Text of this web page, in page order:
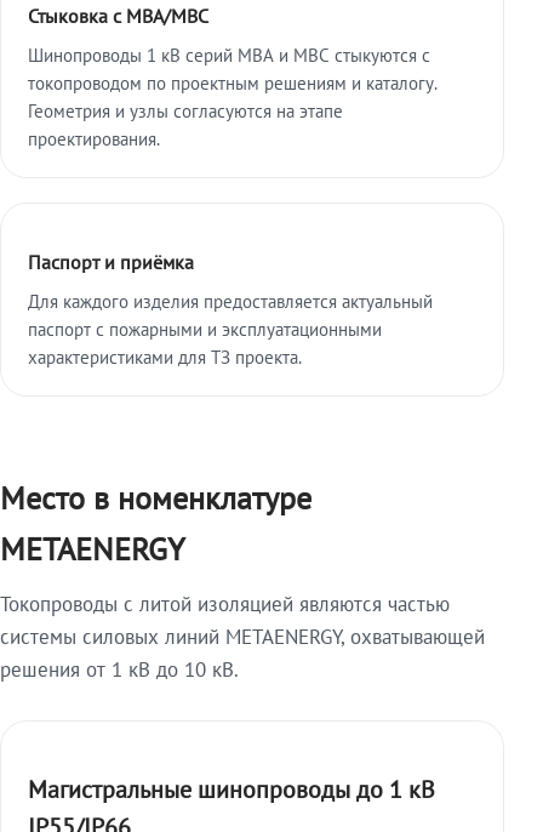
Стыковка с МВА/МВС
Шинопроводы 1 кВ серий МВА и МВС стыкуются с
токопроводом по проектным решениям и каталогу.
Геометрия и узлы согласуются на этапе
проектирования.
Паспорт и приёмка
Для каждого изделия предоставляется актуальный
паспорт с пожарными и эксплуатационными
характеристиками для ТЗ проекта.
Место в номенклатуре
METAENERGY
Токопроводы с литой изоляцией являются частью
системы силовых линий METAENERGY, охватывающей
решения от 1 кВ до 10 кВ.
Магистральные шинопроводы до 1 кВ